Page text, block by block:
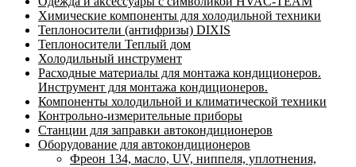
Химические компоненты для холодильной техники
Теплоносители (антифризы) DIXIS
Теплоносители Теплый дом
Холодильный инструмент
Расходные материалы для монтажа кондиционеров.
Инструмент для монтажа кондиционеров.
Компоненты холодильной и климатической техники
Контрольно-измерительные приборы
Станции для заправки автокондиционеров
Оборудование для автокондиционеров
Фреон 134, масло, UV, ниппеля, уплотнения,